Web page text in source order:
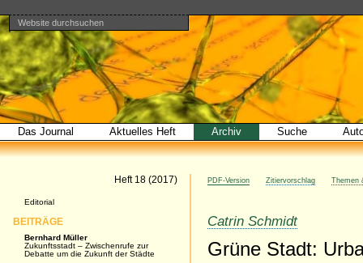
Direkt
zum
Inhalt
|
Direkt
zur
Navigation
Benutzerspezifische
Werkzeuge
Website durchsuchen
Erweiterte
Suche…
Bereiche
Das Journal Aktuelles Heft Archiv Suche
PDF-Version Zitiervorschlag Themen
Catrin Schmidt
Grüne Stadt:
Heft 18 (2017)
Editorial
BEITRÄGE
Bernhard Müller
Zukunftsstadt – Zwischenrufe zur
Debatte um die Zukunft der Städte